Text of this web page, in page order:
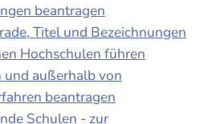
beantragen
Titel und Bezeichnungen
Hochschulen führen
außerhalb von
beantragen
Schulen - zur